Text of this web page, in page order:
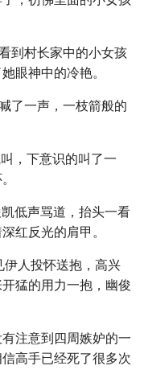
到村长家中的小女孩
眼神中的冷艳。
了一声，一枝箭般的
，下意识的叫了一
低声骂道，抬头一看
红反光的肩甲。
伊人投怀送抱，高兴
猛的用力一抱，幽俊
注意到四周嫉妒的一
高手已经死了很多次